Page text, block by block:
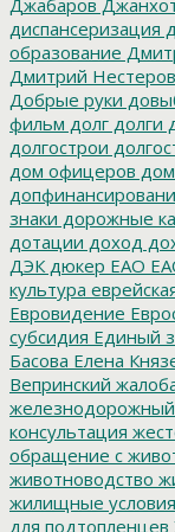
диспансеризация
образование
Дмитрий Нестеров
Добрые руки
фильм долг долги
долгострои
дом офицеров
знаки дорожные
дотации доход
ДЭК дюкер ЕАО
культура
Евровидение
субсидия Единый
Басова Елена
Вепринский
консультация
обращение с
животноводство
жилищные условия
для подтопленцев